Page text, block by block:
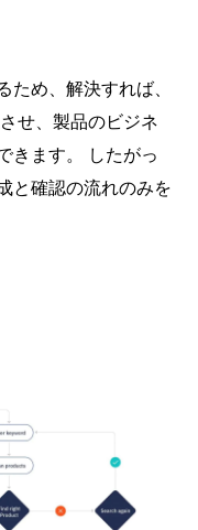
ため、解決すれば、
せ、製品のビジネ
きます。 したがっ
と確認の流れのみを